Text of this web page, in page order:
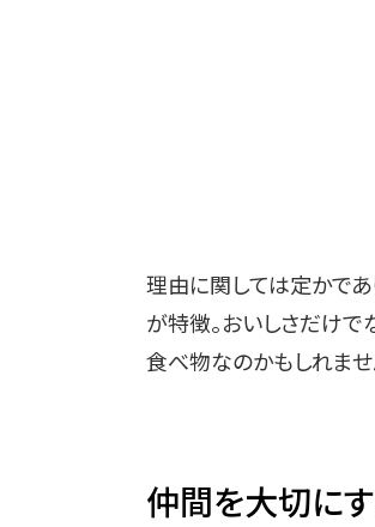
理由に関しては定かであ
が特徴。おいしさだけで
食べ物なのかもしれませ
仲間を大切に